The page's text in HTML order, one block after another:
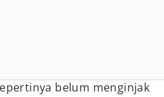
belum menginjak